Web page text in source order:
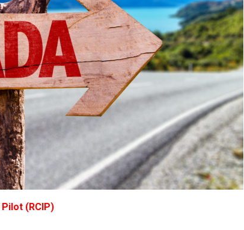
(RCIP)